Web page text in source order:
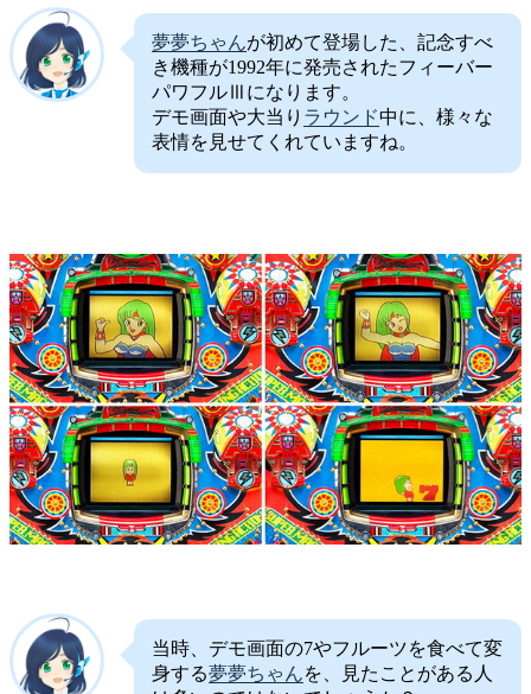
夢夢ちゃんが初めて登場した、記念すべ
き機種が1992年に発売されたフィーバー
パワフルⅢになります。
デモ画面や大当り ラウンド中に、様々な
表情を見せてくれていますね。
当時、デモ画面の7やフルーツを食べて変
身する夢夢ちゃんを、見たことがある人